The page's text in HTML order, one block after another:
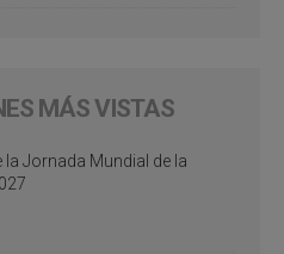
MÁS VISTAS
Jornada Mundial de la